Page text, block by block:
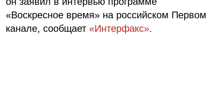
«Воскресное время» на российском Первом
канале, сообщает «Интерфакс».